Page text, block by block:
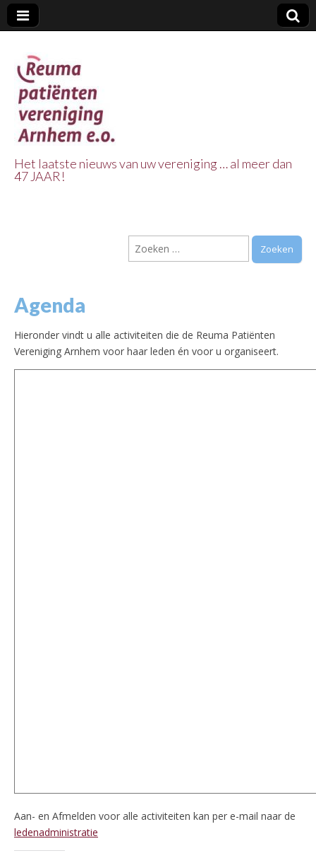
Vereniging
Arnhem e.o.
Het laatste nieuws van uw vereniging … al meer dan
47 JAAR!
Zoeken
naar:
Agenda
Hieronder vindt u alle activiteiten die de Reuma Patiënten
Vereniging Arnhem voor haar leden én voor u organiseert.
Aan- en Afmelden voor alle activiteiten kan per e-mail naar de
ledenadministratie